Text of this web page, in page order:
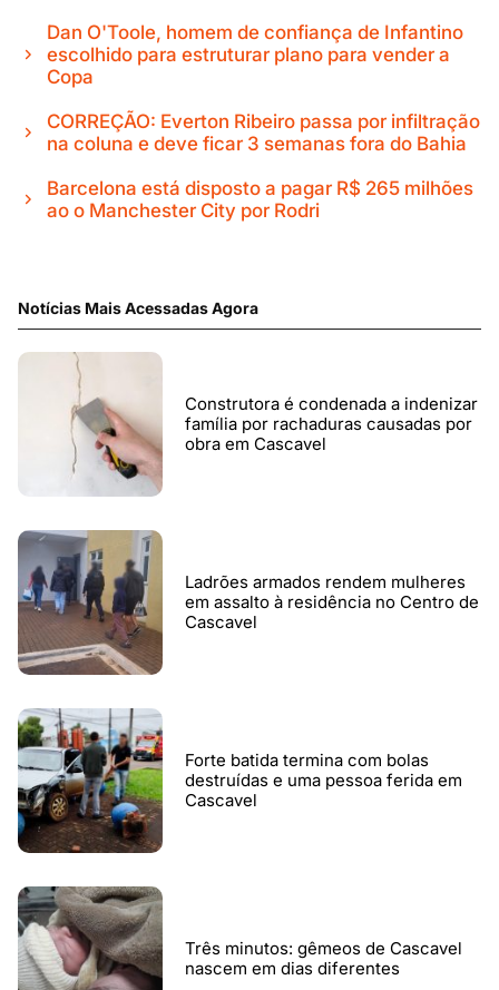
Dan O'Toole, homem de confiança de Infantino
escolhido para estruturar plano para vender a
Copa
CORREÇÃO: Everton Ribeiro passa por infiltração
na coluna e deve ficar 3 semanas fora do Bahia
Barcelona está disposto a pagar R$ 265 milhões
ao o Manchester City por Rodri
Notícias Mais Acessadas Agora
Construtora é condenada a indenizar
família por rachaduras causadas por
obra em Cascavel
Ladrões armados rendem mulheres
em assalto à residência no Centro de
Cascavel
Forte batida termina com bolas
destruídas e uma pessoa ferida em
Cascavel
Três minutos: gêmeos de Cascavel
nascem em dias diferentes